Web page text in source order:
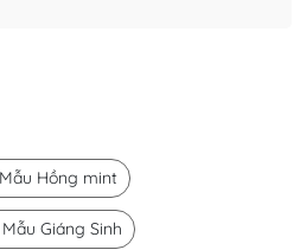
Mẫu Hồng mint
Mẫu Giáng Sinh